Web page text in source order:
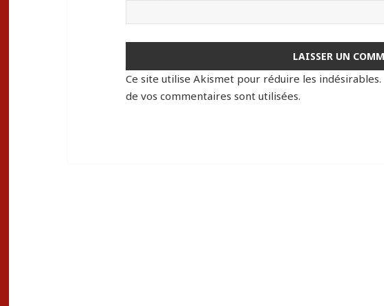
Ce site utilise Akismet pour réduire les indésirables.
de vos commentaires sont utilisées.